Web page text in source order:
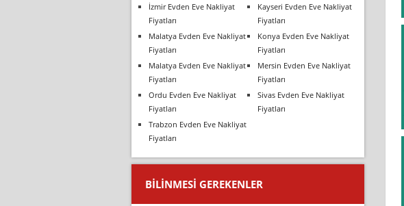
İzmir Evden Eve Nakliyat
Fiyatları
Kayseri Evden Eve Nakliyat
Fiyatları
Malatya Evden Eve Nakliyat
Fiyatları
Konya Evden Eve Nakliyat
Fiyatları
Malatya Evden Eve Nakliyat
Fiyatları
Mersin Evden Eve Nakliyat
Fiyatları
Ordu Evden Eve Nakliyat
Fiyatları
Sivas Evden Eve Nakliyat
Fiyatları
Trabzon Evden Eve Nakliyat
Fiyatları
BILINMESI GEREKENLER